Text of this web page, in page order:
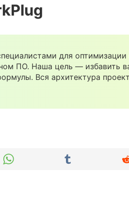
для
ПО. Наша цель — избавить
Вся архитектура